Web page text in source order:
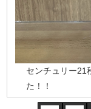
センチュリー21
た！！